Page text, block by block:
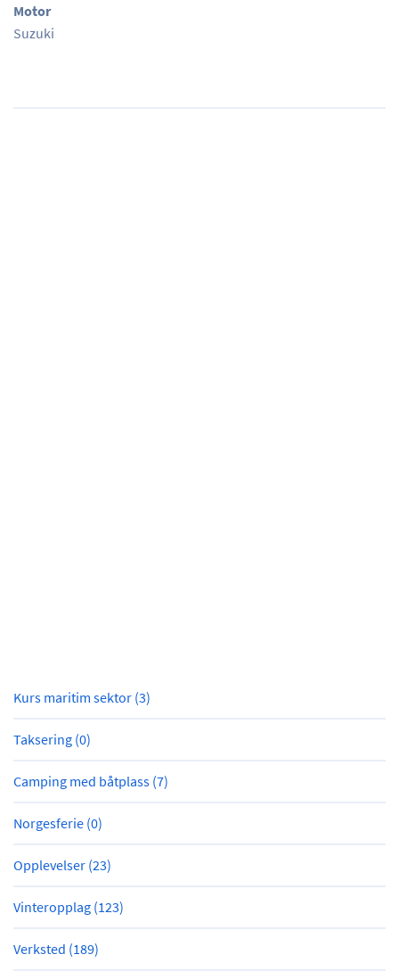
Motor
Suzuki
Kurs maritim sektor (3)
Taksering (0)
Camping med båtplass (7)
Norgesferie (0)
Opplevelser (23)
Vinteropplag (123)
Verksted (189)